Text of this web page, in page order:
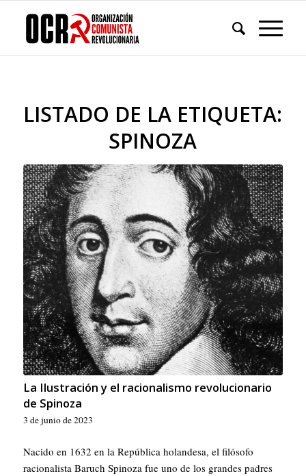
LISTADO DE LA ETIQUETA:
SPINOZA
La Ilustración y el racionalismo revolucionario
de Spinoza
3 de junio de 2023
Nacido en 1632 en la República holandesa, el filósofo
racionalista Baruch Spinoza fue uno de los grandes padres